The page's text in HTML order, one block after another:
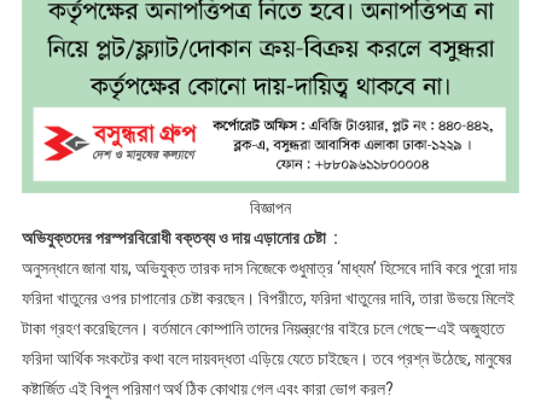
বিজ্ঞাপন
অভিযুক্তদের পরস্পরবিরোধী বক্তব্য ও দায় এড়ানোর চেষ্টা :
অনুসন্ধানে জানা যায়, অভিযুক্ত তারক দাস নিজেকে শুধুমাত্র ‘মাধ্যম’ হিসেবে দাবি করে পুরো দায়
ফরিদা খাতুনের ওপর চাপানোর চেষ্টা করছেন। বিপরীতে, ফরিদা খাতুনের দাবি, তারা উভয়ে মিলেই
টাকা গ্রহণ করেছিলেন। বর্তমানে কোম্পানি তাদের নিয়ন্ত্রণের বাইরে চলে গেছে—এই অজুহাতে
ফরিদা আর্থিক সংকটের কথা বলে দায়বদ্ধতা এড়িয়ে যেতে চাইছেন। তবে প্রশ্ন উঠেছে, মানুষের
কষ্টার্জিত এই বিপুল পরিমাণ অর্থ ঠিক কোথায় গেল এবং কারা ভোগ করল?